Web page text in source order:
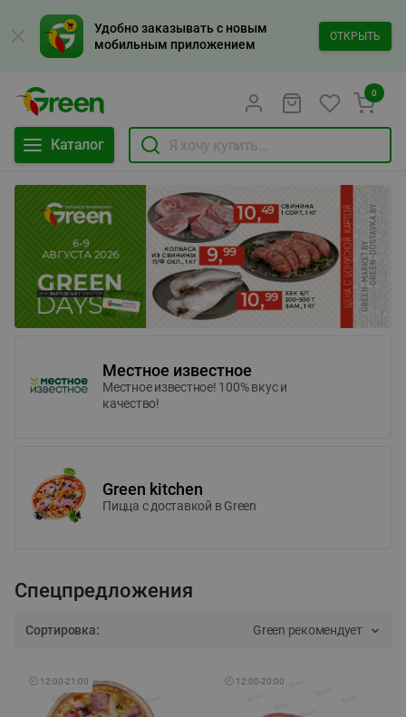
Удобно заказывать с новым
мобильным приложением
ОТКРЫТЬ
Каталог
0
Местное известное
Местное известное! 100% вкус и
качество!
Green kitchen
Пицца c доставкой в Green
Спецпредложения
Сортировка: Green рекомендует
🕘 12:00-21:00 🕘 12:00-20:00